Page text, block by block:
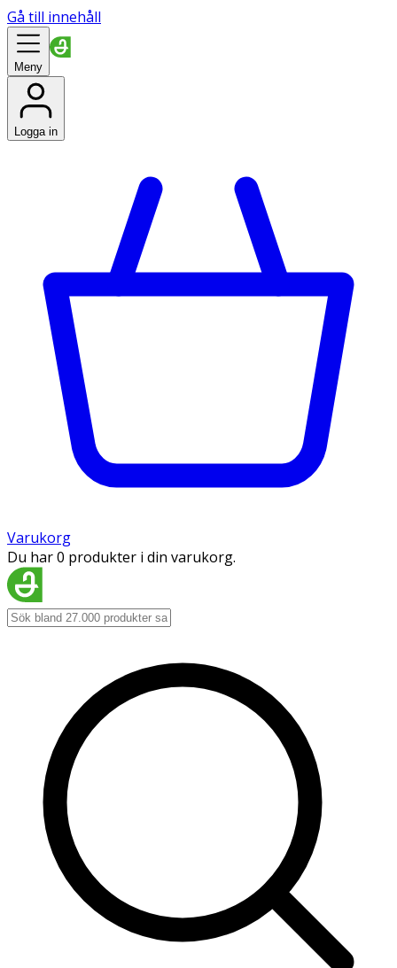
Gå till innehåll
Meny
Logga in
Varukorg
Du har 0 produkter i din varukorg.